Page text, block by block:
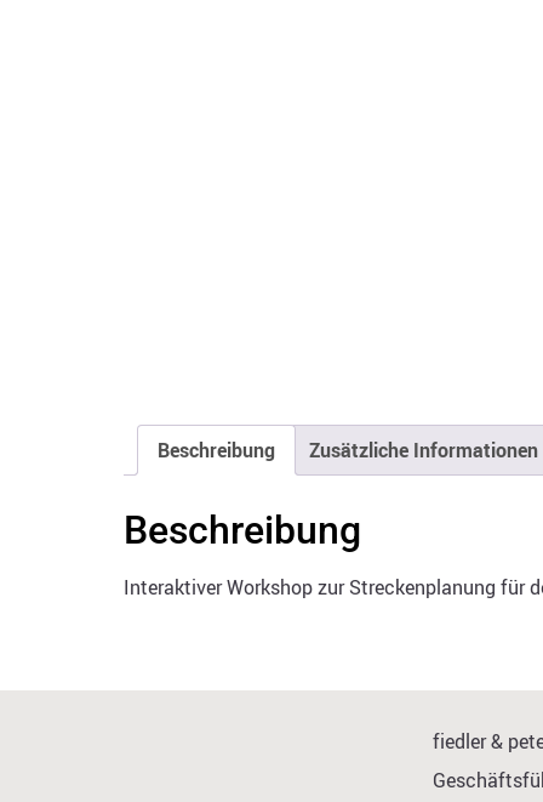
Beschreibung Zusätzliche Informationen
Beschreibung
Interaktiver Workshop zur Streckenplanung für
fiedler &